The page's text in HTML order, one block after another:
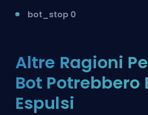
bot_stop 0
Altre Ragioni
Bot Potrebbero
Espulsi